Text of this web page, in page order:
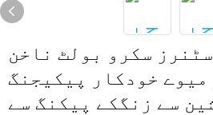
سکرو بولٹ ناخن
خودکار پیکیجنگ
سے زنگکے پیکنگ سے